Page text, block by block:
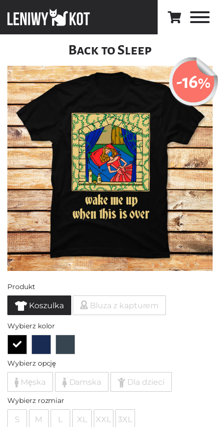
Back to Sleep
-16%
Produkt
Koszulka Bluza z kapturem
Wybierz kolor
Wybierz opcję
Męska Damska Dla dzieci
Wybierz rozmiar
S M L XL XXL 3XL